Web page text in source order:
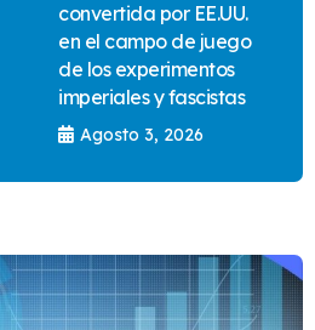
convertida por EE.UU.
en el campo de juego
de los experimentos
imperiales y fascistas
Agosto 3, 2026